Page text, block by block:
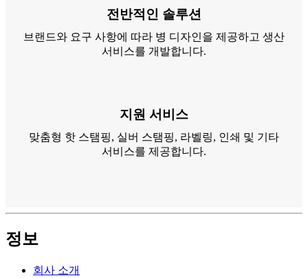
전반적인 솔루션
브랜드와 요구 사항에 따라 병 디자인을 제공하고 생산
서비스를 개발합니다.
지원 서비스
맞춤형 핫 스탬핑, 실버 스탬핑, 라벨링, 인쇄 및 기타
서비스를 제공합니다.
정보
회사 소개